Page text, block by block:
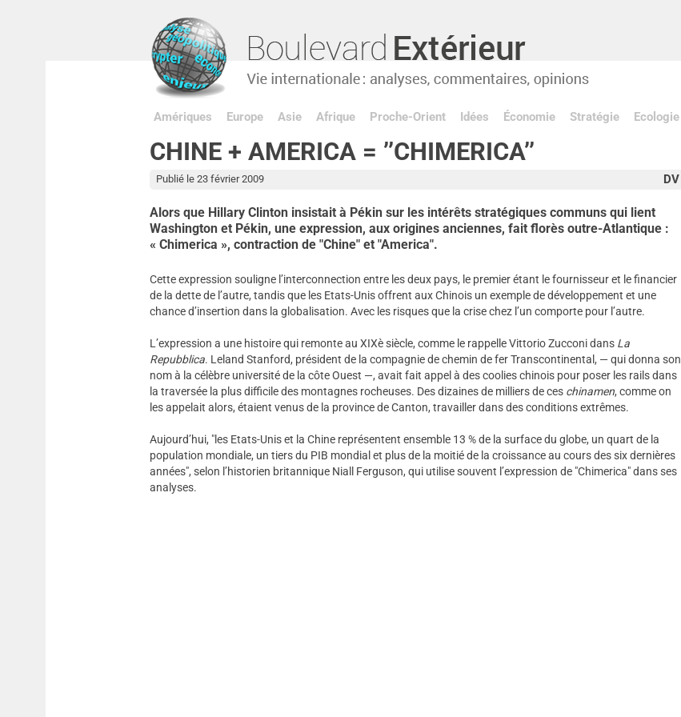
Amériques Europe Asie Afrique Proche-Orient Idées Économie Stratégie Ecologie
CHINE + AMERICA = ’’CHIMERICA’’
DV
Publié le 23 février 2009
Alors que Hillary Clinton insistait à Pékin sur les intérêts stratégiques communs qui lient
Washington et Pékin, une expression, aux origines anciennes, fait florès outre-Atlantique :
« Chimerica », contraction de "Chine" et "America".
Cette expression souligne l’interconnection entre les deux pays, le premier étant le fournisseur et le financier
de la dette de l’autre, tandis que les Etats-Unis offrent aux Chinois un exemple de développement et une
chance d’insertion dans la globalisation. Avec les risques que la crise chez l’un comporte pour l’autre.
L’expression a une histoire qui remonte au XIXè siècle, comme le rappelle Vittorio Zucconi dans La
Repubblica. Leland Stanford, président de la compagnie de chemin de fer Transcontinental, — qui donna son
nom à la célèbre université de la côte Ouest —, avait fait appel à des coolies chinois pour poser les rails dans
la traversée la plus difficile des montagnes rocheuses. Des dizaines de milliers de ces chinamen, comme on
les appelait alors, étaient venus de la province de Canton, travailler dans des conditions extrêmes.
Aujourd’hui, "les Etats-Unis et la Chine représentent ensemble 13 % de la surface du globe, un quart de la
population mondiale, un tiers du PIB mondial et plus de la moitié de la croissance au cours des six dernières
années", selon l’historien britannique Niall Ferguson, qui utilise souvent l’expression de "Chimerica" dans ses
analyses.